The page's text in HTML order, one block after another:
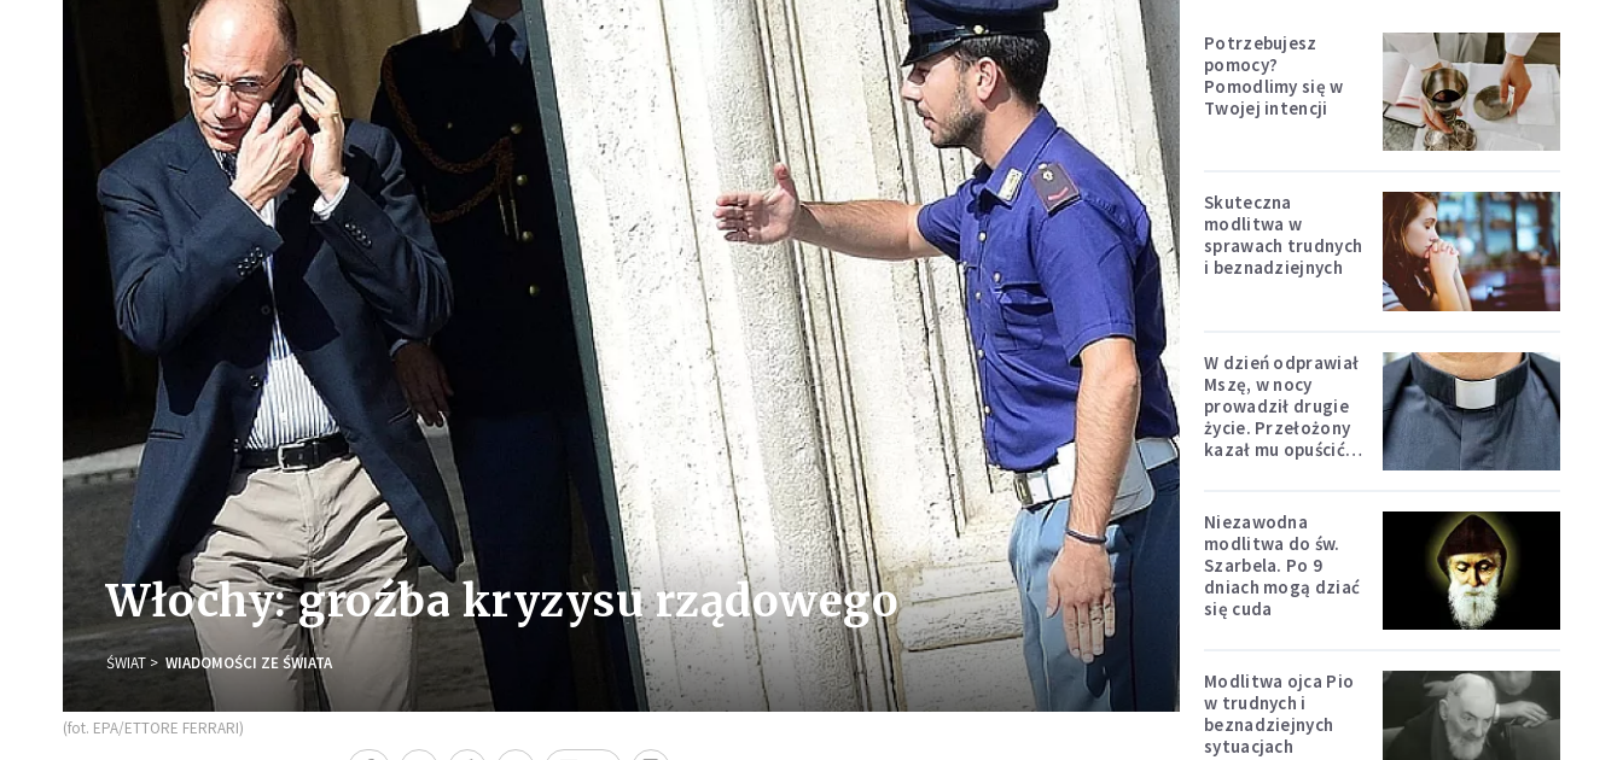
Włochy: groźba kryzysu rządowego
ŚWIAT WIADOMOŚCI ZE ŚWIATA
(fot. EPA/ETTORE FERRARI)
Potrzebujesz
pomocy?
Pomodlimy się w
Twojej intencji
Skuteczna
modlitwa w
sprawach trudnych
i beznadziejnych
W dzień odprawiał
Mszę, w nocy
prowadził drugie
życie. Przełożony
kazał mu opuścić
Niezawodna
modlitwa do św.
Szarbela. Po 9
dniach mogą dziać
się cuda
Modlitwa ojca Pio
w trudnych i
beznadziejnych
sytuacjach